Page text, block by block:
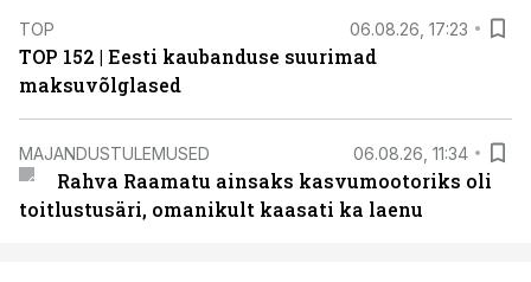
TOP 06.08.26, 17:23
TOP 152 | Eesti kaubanduse suurimad
maksuvõlglased
MAJANDUSTULEMUSED 06.08.26, 11:34
Rahva Raamatu ainsaks kasvumootoriks oli
toitlustusäri, omanikult kaasati ka laenu